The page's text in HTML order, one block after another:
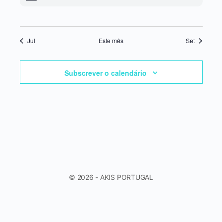
Jul Este mês Set
Subscrever o calendário
© 2026 - AKIS PORTUGAL